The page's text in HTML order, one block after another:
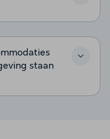
staan